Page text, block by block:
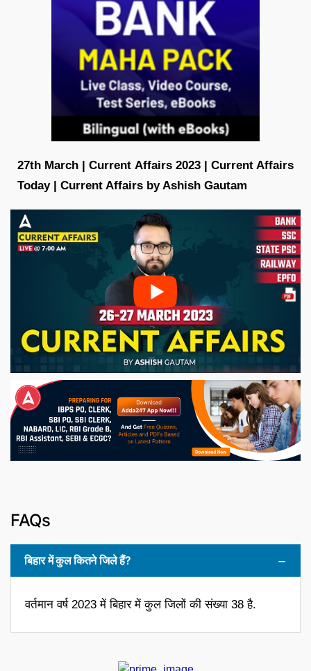
27th March | Current Affairs 2023 | Current Affairs
Today | Current Affairs by Ashish Gautam
FAQs
बिहार में कुल कितने जिले हैं?
वर्तमान वर्ष 2023 में बिहार में कुल जिलों की संख्या 38 है.